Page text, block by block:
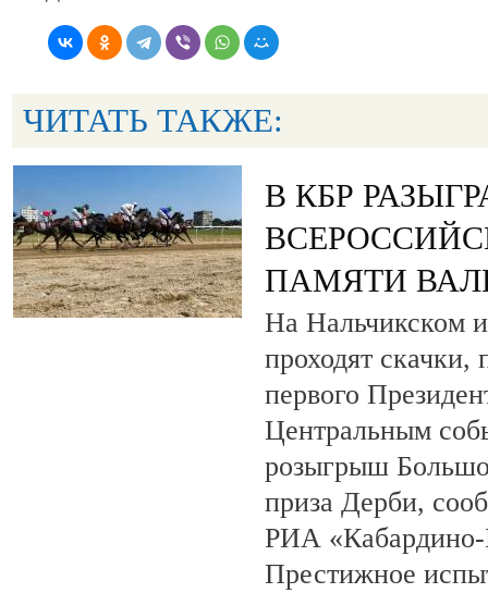
ЧИТАТЬ ТАКЖЕ:
В КБР
ПАМЯТИ
На Нальчикском
проходят
первого
Центральным
розыгрыш
приза Дерби,
РИА «Кабардино-
Престижное